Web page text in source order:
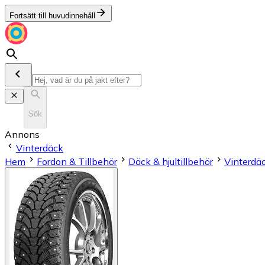
Fortsätt till huvudinnehåll
Sök
Annons
Vinterdäck
Hem
Fordon & Tillbehör Däck & hjultillbehör